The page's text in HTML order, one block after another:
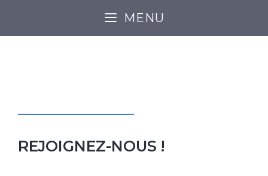
MENU
REJOIGNEZ-NOUS !